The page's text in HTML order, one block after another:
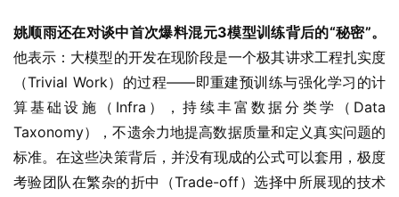
姚顺雨还在对谈中首次爆料混元3模型训练背后的“秘密”。
他表示：大模型的开发在现阶段是一个极其讲求工程扎实度
（Trivial Work）的过程——即重建预训练与强化学习的计
算基础设施（Infra），持续丰富数据分类学（Data
Taxonomy），不遗余力地提高数据质量和定义真实问题的
标准。在这些决策背后，并没有现成的公式可以套用，极度
考验团队在繁杂的折中（Trade-off）选择中所展现的技术